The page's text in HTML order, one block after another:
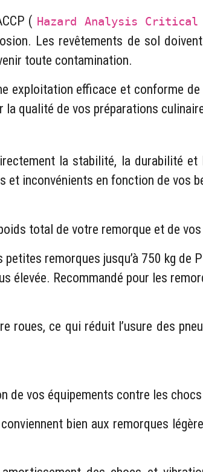
( Hazard Analysis
Les revêtements de sol
toute contamination.
exploitation efficace et conforme
qualité de vos préparations
la stabilité, la durabilité
inconvénients en fonction de vos
total de votre remorque et de
remorques jusqu’à 750 kg de
élevée. Recommandé pour les
roues, ce qui réduit l’usure des
de vos équipements contre les
bien aux remorques